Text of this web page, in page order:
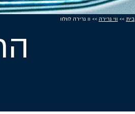
בית >> ווי גרירה >> וו גרירה לוולוו